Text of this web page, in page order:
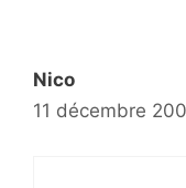
Nico
11 décembre